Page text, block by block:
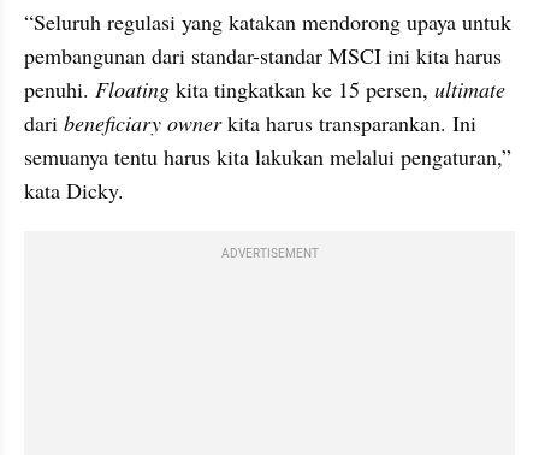
“Seluruh regulasi yang katakan mendorong upaya untuk
pembangunan dari standar-standar MSCI ini kita harus
penuhi. Floating kita tingkatkan ke 15 persen, ultimate
dari beneficiary owner kita harus transparankan. Ini
semuanya tentu harus kita lakukan melalui pengaturan,”
kata Dicky.
ADVERTISEMENT